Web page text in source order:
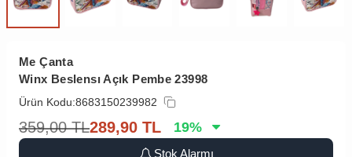
Me Çanta
Winx Beslensı Açık Pembe 23998
Ürün Kodu:8683150239982
359,00 TL289,90 TL 19%
Stok Alarmı